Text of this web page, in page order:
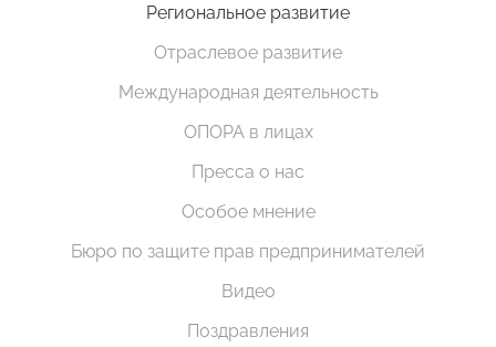
Региональное развитие
Отраслевое развитие
Международная деятельность
ОПОРА в лицах
Пресса о нас
Особое мнение
Бюро по защите прав предпринимателей
Видео
Поздравления